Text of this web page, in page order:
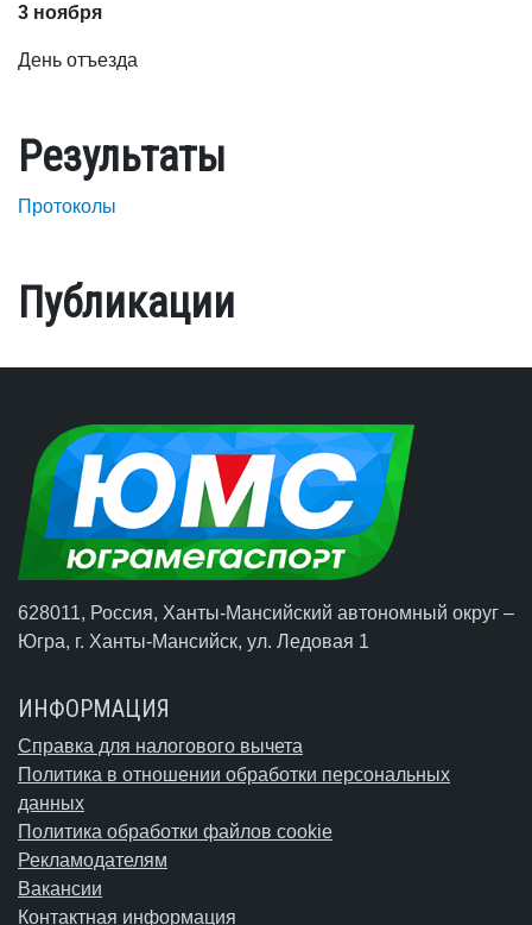
3 ноября
День отъезда
Результаты
Протоколы
Публикации
628011, Россия, Ханты-Мансийский автономный округ –
Югра, г. Ханты-Мансийск, ул. Ледовая 1
ИНФОРМАЦИЯ
Справка для налогового вычета
Политика в отношении обработки персональных
данных
Политика обработки файлов cookie
Рекламодателям
Вакансии
Контактная информация